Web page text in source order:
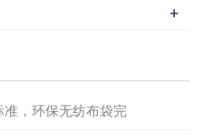
+
，环保无纺布袋完